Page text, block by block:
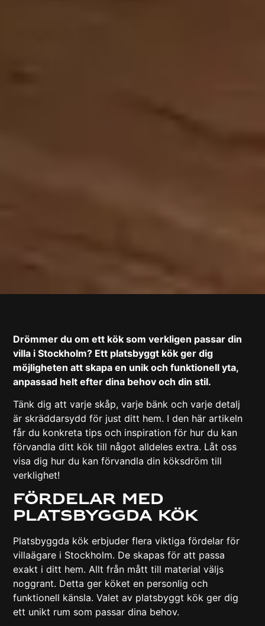
Drömmer du om ett kök som verkligen passar din
villa i Stockholm? Ett platsbyggt kök ger dig
möjligheten att skapa en unik och funktionell yta,
anpassad helt efter dina behov och din stil.
Tänk dig att varje skåp, varje bänk och varje detalj
är skräddarsydd för just ditt hem. I den här artikeln
får du konkreta tips och inspiration för hur du kan
förvandla ditt kök till något alldeles extra. Låt oss
visa dig hur du kan förvandla din köksdröm till
verklighet!
Fördelar Med
Platsbyggda Kök
Platsbyggda kök erbjuder flera viktiga fördelar för
villaägare i Stockholm. De skapas för att passa
exakt i ditt hem. Allt från mått till material väljs
noggrant. Detta ger köket en personlig och
funktionell känsla. Valet av platsbyggt kök ger dig
ett unikt rum som passar dina behov.